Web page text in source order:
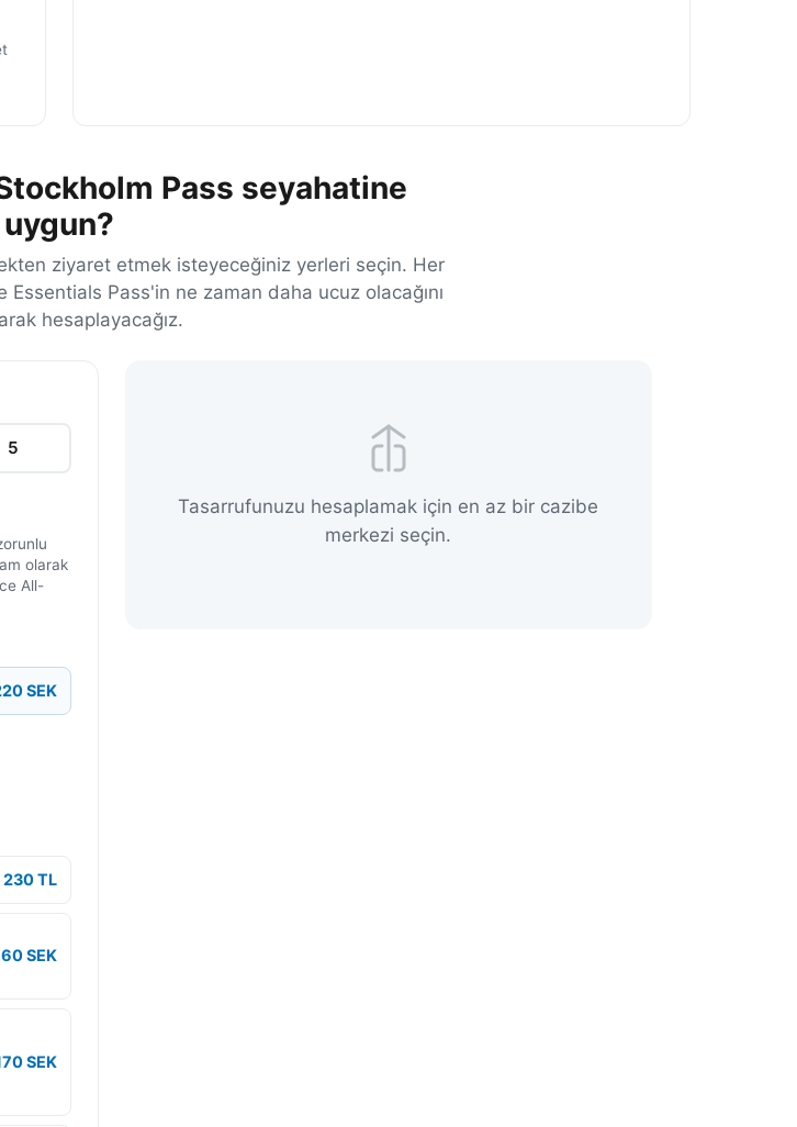
Pass seyahatine
uygun?
ziyaret etmek isteyeceğiniz yerleri seçin. Her
Pass'in ne zaman daha ucuz olacağını
hesaplayacağız.
5
olarak
All-
SEK
230 TL
SEK
SEK
Tasarrufunuzu hesaplamak için en az bir cazibe
merkezi seçin.